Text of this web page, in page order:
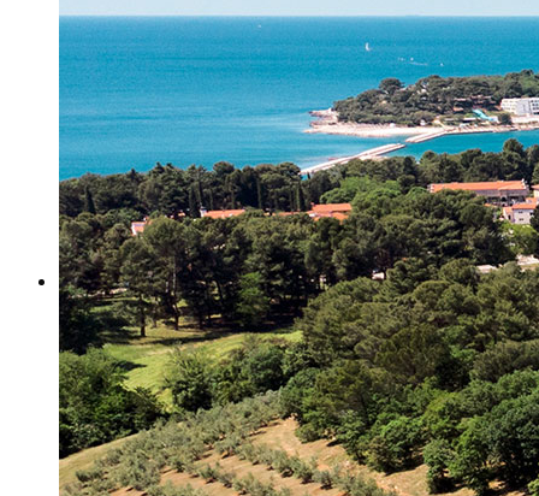
Zavod za poljoprivredu i prehranu
Zavod za ekonomiku i razvoj poljoprivrede
Zavod za turizam
Pokusno poljoprivredno imanje
Zaposlenici
Euraxess
Misija i vizija
Upravno Vijeće
Rad Upravnog vijeća
Znanstveno Vijeće
Rad Znanstvenog vijeća
Etičko povjerenstvo
Etički kodeks
Financiranje
Proračun
Potpore
PROGRAMSKO FINANCIRANJE
Izvještavanje po uredbi